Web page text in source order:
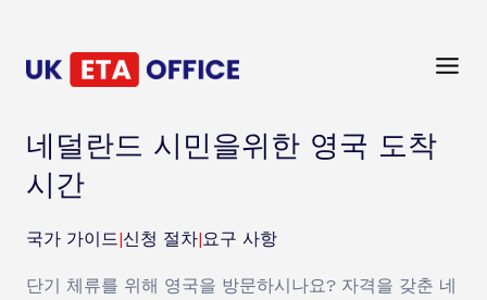
네덜란드 시민을위한 영국 도착
시간
국가 가이드|신청 절차|요구 사항
단기 체류를 위해 영국을 방문하시나요? 자격을 갖춘 네